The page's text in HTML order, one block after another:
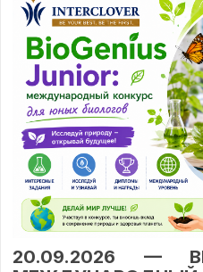
20.09.2026 —